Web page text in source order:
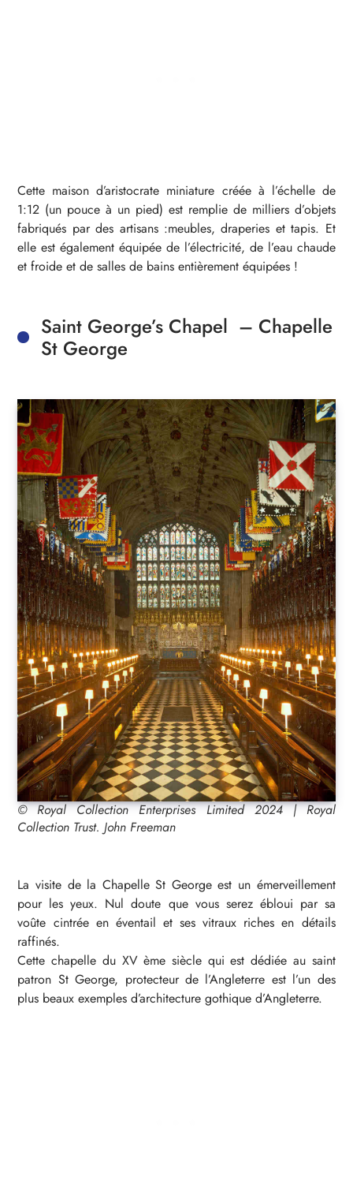
Cette maison d’aristocrate miniature créée à l’échelle de
1:12 (un pouce à un pied) est remplie de milliers d’objets
fabriqués par des artisans :meubles, draperies et tapis. Et
elle est également équipée de l’électricité, de l’eau chaude
et froide et de salles de bains entièrement équipées !
Saint George’s Chapel – Chapelle
St George
© Royal Collection Enterprises Limited 2024 | Royal
Collection Trust. John Freeman
La visite de la Chapelle St George est un émerveillement
pour les yeux. Nul doute que vous serez ébloui par sa
voûte cintrée en éventail et ses vitraux riches en détails
raffinés.
Cette chapelle du XV ème siècle qui est dédiée au saint
patron St George, protecteur de l’Angleterre est l’un des
plus beaux exemples d’architecture gothique d’Angleterre.